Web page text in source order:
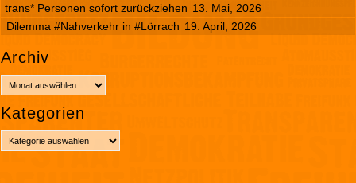
trans* Personen sofort zurückziehen 13. Mai, 2026
Dilemma #Nahverkehr in #Lörrach 19. April, 2026
Archiv
r
c
Kategorien
a